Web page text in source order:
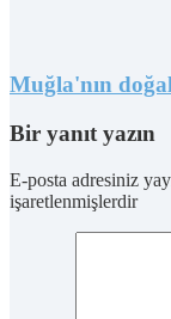
Muğla'nın
Bir yanıt yazın
E-posta adresiniz
işaretlenmişlerdir